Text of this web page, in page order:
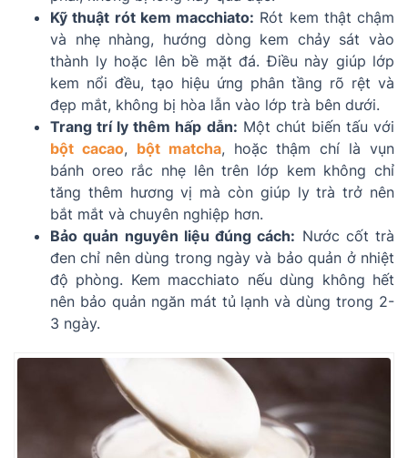
Kỹ thuật rót kem macchiato: Rót kem thật chậm
và nhẹ nhàng, hướng dòng kem chảy sát vào
thành ly hoặc lên bề mặt đá. Điều này giúp lớp
kem nổi đều, tạo hiệu ứng phân tầng rõ rệt và
đẹp mắt, không bị hòa lẫn vào lớp trà bên dưới.
Trang trí ly thêm hấp dẫn: Một chút biến tấu với
bột cacao, bột matcha, hoặc thậm chí là vụn
bánh oreo rắc nhẹ lên trên lớp kem không chỉ
tăng thêm hương vị mà còn giúp ly trà trở nên
bắt mắt và chuyên nghiệp hơn.
Bảo quản nguyên liệu đúng cách: Nước cốt trà
đen chỉ nên dùng trong ngày và bảo quản ở nhiệt
độ phòng. Kem macchiato nếu dùng không hết
nên bảo quản ngăn mát tủ lạnh và dùng trong 2-
3 ngày.